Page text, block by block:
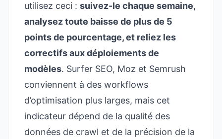
utilisez ceci : suivez-le chaque semaine,
analysez toute baisse de plus de 5
points de pourcentage, et reliez les
correctifs aux déploiements de
modèles. Surfer SEO, Moz et Semrush
conviennent à des workflows
d’optimisation plus larges, mais cet
indicateur dépend de la qualité des
données de crawl et de la précision de la